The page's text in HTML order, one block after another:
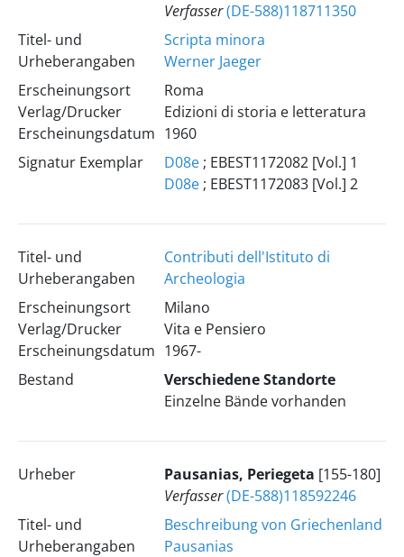
Verfasser(DE-588)118711350
Titel- und
Urheberangaben
Scripta minora
Werner Jaeger
Erscheinungsort
Verlag/Drucker
Erscheinungsdatum
Roma
Edizioni di storia e letteratura
1960
Signatur Exemplar
D08e; EBEST1172082 [Vol.] 1
D08e; EBEST1172083 [Vol.] 2
Titel- und
Urheberangaben
Contributi dell'Istituto di
Archeologia
Erscheinungsort
Verlag/Drucker
Erscheinungsdatum
Milano
Vita e Pensiero
1967-
Bestand
Verschiedene Standorte
Einzelne Bände vorhanden
Urheber Pausanias, Periegeta [155-180]
Verfasser(DE-588)118592246
Titel- und
Urheberangaben
Beschreibung von Griechenland
Pausanias